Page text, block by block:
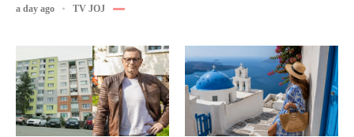
a day ago TV JOJ